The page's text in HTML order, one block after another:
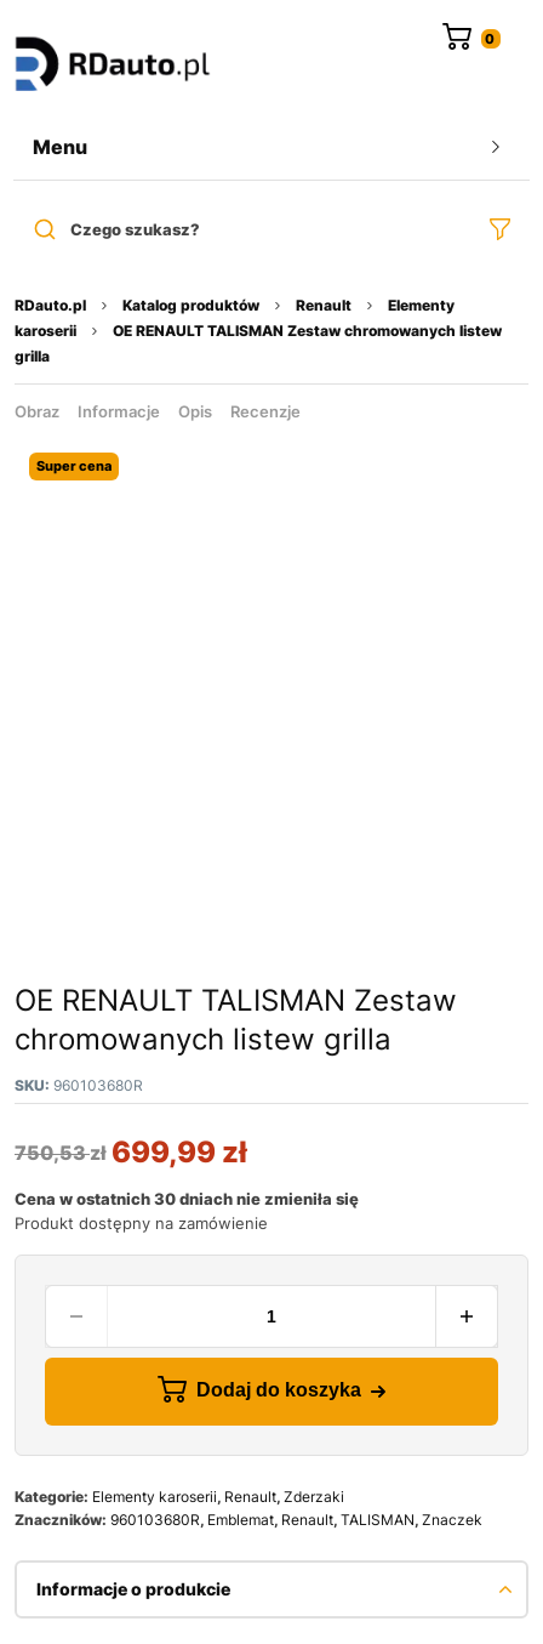
Menu
Czego szukasz?
RDauto.pl Katalog produktów Renault
Elementy
karoserii
OE RENAULT TALISMAN Zestaw chromowanych listew
grilla
Obraz Informacje Opis Recenzje
Super cena
OE RENAULT TALISMAN Zestaw
chromowanych listew grilla
SKU: 960103680R
750,53zł 699,99 zł
Cena w ostatnich 30 dniach nie zmieniła się
Produkt dostępny na zamówienie
Dodaj do koszyka
Kategorie: Elementy karoserii, Renault, Zderzaki
Znaczników: 960103680R, Emblemat, Renault, TALISMAN, Znaczek
Informacje o produkcie